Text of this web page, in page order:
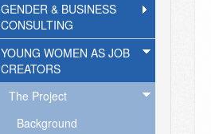
GENDER & BUSINESS
CONSULTING
YOUNG WOMEN AS JOB
CREATORS
The Project
Background